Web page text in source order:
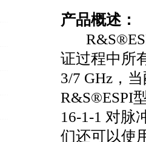
产品概述：
证过程中所
3/7 GHz，
R&S®ESPI
16-1-1 对脉
们还可以使